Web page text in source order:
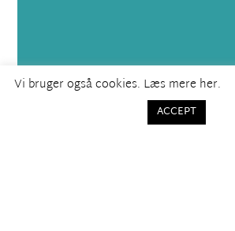
Vi bruger også cookies. Læs mere her.
ACCEPT